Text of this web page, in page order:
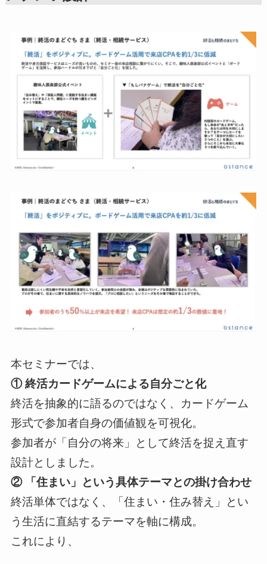
本セミナーでは、
① 終活カードゲームによる自分ごと化
終活を抽象的に語るのではなく、カードゲーム
形式で参加者自身の価値観を可視化。
参加者が「自分の将来」として終活を捉え直す
設計としました。
② 「住まい」という具体テーマとの掛け合わせ
終活単体ではなく、「住まい・住み替え」とい
う生活に直結するテーマを軸に構成。
これにより、